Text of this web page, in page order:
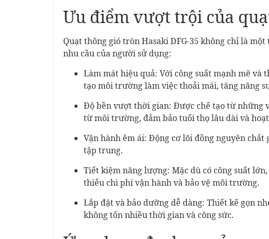
Ưu điểm vượt trội của
Quạt thông gió tròn Hasaki DFG-35 không chỉ là
nhu cầu của người sử dụng:
Làm mát hiệu quả: Với công suất mạnh mẽ và
tạo môi trường làm việc thoải mái, tăng năng
Độ bền vượt thời gian: Được chế tạo từ những
từ môi trường, đảm bảo tuổi thọ lâu dài và
Vận hành êm ái: Động cơ lõi đồng nguyên
tập trung.
Tiết kiệm năng lượng: Mặc dù có công suất
thiểu chi phí vận hành và bảo vệ môi trường.
Lắp đặt và bảo dưỡng dễ dàng: Thiết kế gọn
không tốn nhiều thời gian và công sức.